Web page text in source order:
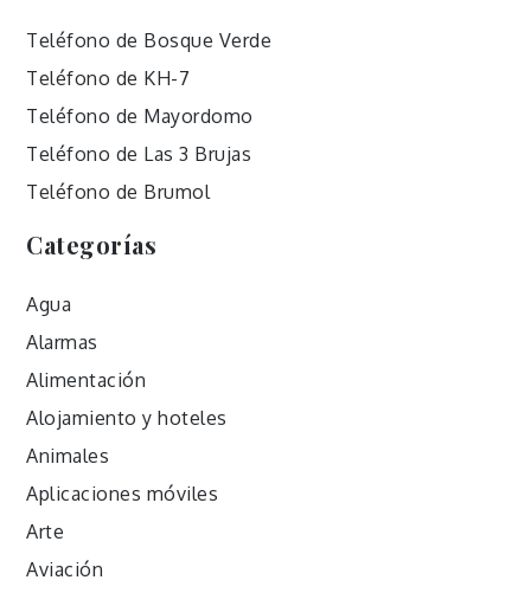
Teléfono de Bosque Verde
Teléfono de KH-7
Teléfono de Mayordomo
Teléfono de Las 3 Brujas
Teléfono de Brumol
Categorías
Agua
Alarmas
Alimentación
Alojamiento y hoteles
Animales
Aplicaciones móviles
Arte
Aviación